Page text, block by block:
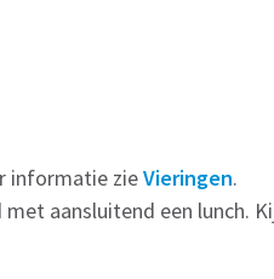
informatie zieVieringen.
aansluitend een lunch.